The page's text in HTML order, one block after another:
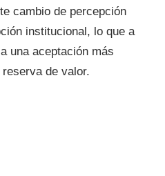
cambio de percepción
institucional, lo que a
una aceptación más
de valor.